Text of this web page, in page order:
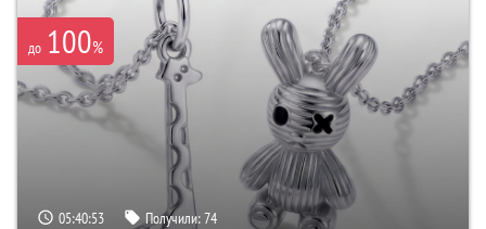
до 100%
05:40:52 Получили:74